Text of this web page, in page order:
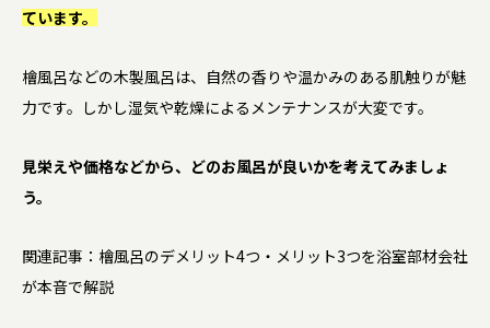
ています。
檜風呂などの木製風呂は、自然の香りや温かみのある肌触りが魅
力です。しかし湿気や乾燥によるメンテナンスが大変です。
見栄えや価格などから、どのお風呂が良いかを考えてみましょ
う。
関連記事：檜風呂のデメリット4つ・メリット3つを浴室部材会社
が本音で解説